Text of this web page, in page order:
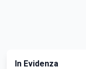
In Evidenza